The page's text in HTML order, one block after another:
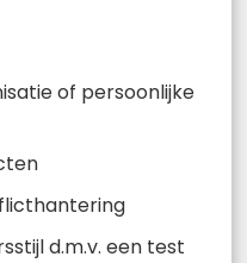
of persoonlijke
d.m.v. een test